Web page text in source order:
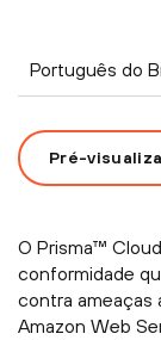
Português do
Pré-
O Prisma™
conformidade
contra ameaças
Amazon Web